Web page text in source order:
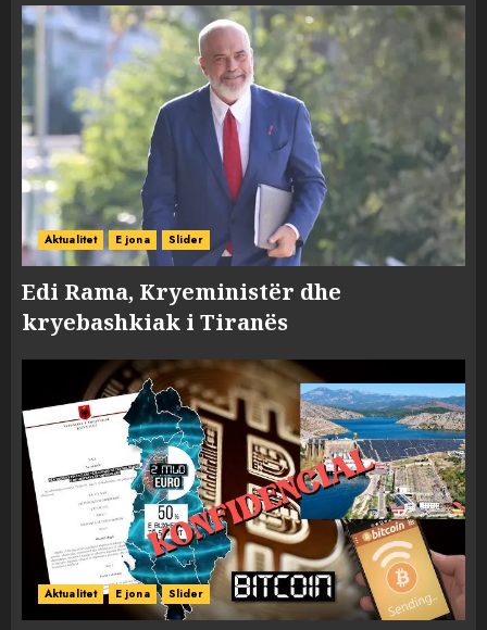
Aktualitet E jona Slider
Edi Rama, Kryeministër dhe
kryebashkiak i Tiranës
Aktualitet E jona Slider